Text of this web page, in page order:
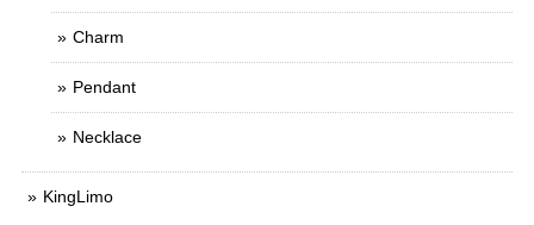
Charm
Pendant
Necklace
KingLimo